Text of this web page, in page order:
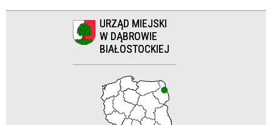
URZĄD MIEJSKI
W DĄBROWIE
BIAŁOSTOCKIEJ